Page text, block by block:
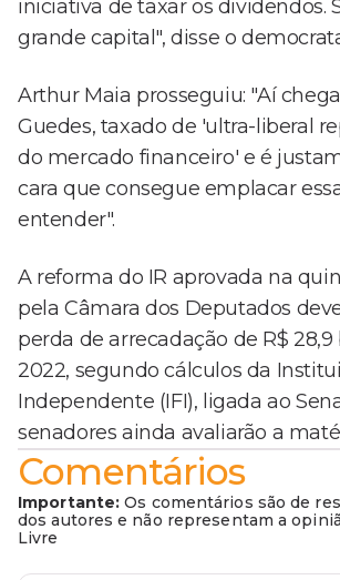
iniciativa de taxar os dividendos.
grande capital", disse o
Arthur Maia prosseguiu: "Aí
Guedes, taxado de 'ultra-liberal
do mercado financeiro' e é
cara que consegue emplacar
entender".
A reforma do IR aprovada na
pela Câmara dos Deputados
perda de arrecadação de R$
2022, segundo cálculos da
Independente (IFI), ligada ao
senadores ainda avaliarão a
Comentários
Importante: Os comentários são de
dos autores e não representam a
Livre